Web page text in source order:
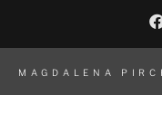
MAGDALENA